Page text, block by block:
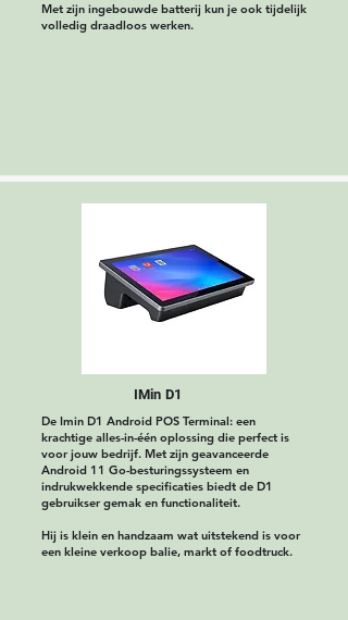
Met zijn ingebouwde batterij kun je ook tijdelijk
volledig draadloos werken.
IMin D1
De Imin D1 Android POS Terminal: een
krachtige alles-in-één oplossing die perfect is
voor jouw bedrijf. Met zijn geavanceerde
Android 11 Go-besturingssysteem en
indrukwekkende specificaties biedt de D1
gebruikser gemak en functionaliteit.
Hij is klein en handzaam wat uitstekend is voor
een kleine verkoop balie, markt of foodtruck.